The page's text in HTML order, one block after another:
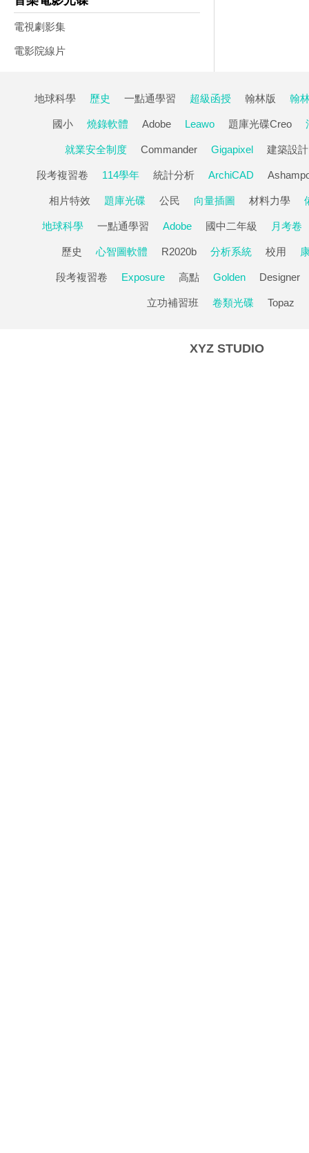
電視劇影集
電影院線片
地球科學 歷史 一點通學習 超級函授 翰林版 翰
國小 燒錄軟體 Adobe Leawo 題庫光碟Creo
就業安全制度 Commander Gigapixel 建築設計
段考複習卷 114學年 統計分析 ArchiCAD
相片特效 題庫光碟 公民 向量插圖 材料力學
地球科學 一點通學習 Adobe 國中二年級 月考卷
歷史 心智圖軟體 R2020b 分析系統 校用
段考複習卷 Exposure 高點 Golden Designer
立功補習班 卷類光碟 Topaz
XYZ STUDIO